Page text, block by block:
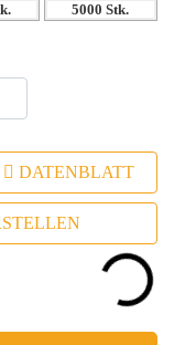
5000 Stk.
DATENBLATT